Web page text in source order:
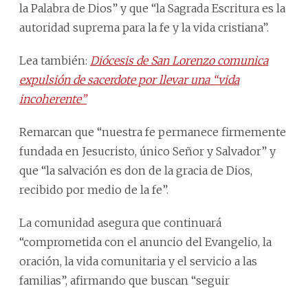
la Palabra de Dios” y que “la Sagrada Escritura es la
autoridad suprema para la fe y la vida cristiana”.
Lea también: Diócesis de San Lorenzo comunica
expulsión de sacerdote por llevar una “vida
incoherente”
Remarcan que “nuestra fe permanece firmemente
fundada en Jesucristo, único Señor y Salvador” y
que “la salvación es don de la gracia de Dios,
recibido por medio de la fe”.
La comunidad asegura que continuará
“comprometida con el anuncio del Evangelio, la
oración, la vida comunitaria y el servicio a las
familias”, afirmando que buscan “seguir